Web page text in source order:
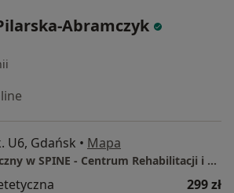
Abramczyk
U6, Gdańsk • Mapa
Gabinet Dietetyczny w SPINE - Centrum Rehabilitacji i Leczenia Kręgosłupa
299 zł